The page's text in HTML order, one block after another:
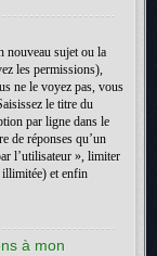
nouveau sujet ou la
les permissions),
ne le voyez pas, vous
le titre du
par ligne dans le
de réponses qu’un
l’utilisateur », limiter
illimitée) et enfin
à mon